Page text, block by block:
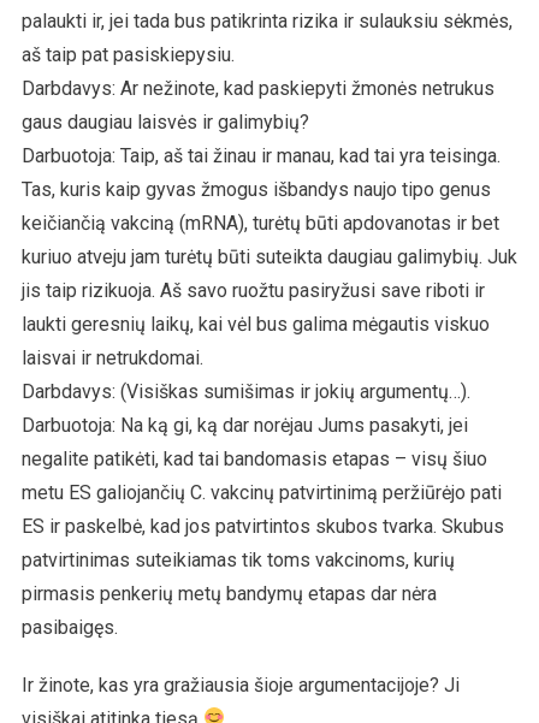
palaukti ir, jei tada bus patikrinta rizika ir sulauksiu sėkmės,
aš taip pat pasiskiepysiu.
Darbdavys: Ar nežinote, kad paskiepyti žmonės netrukus
gaus daugiau laisvės ir galimybių?
Darbuotoja: Taip, aš tai žinau ir manau, kad tai yra teisinga.
Tas, kuris kaip gyvas žmogus išbandys naujo tipo genus
keičiančią vakciną (mRNA), turėtų būti apdovanotas ir bet
kuriuo atveju jam turėtų būti suteikta daugiau galimybių. Juk
jis taip rizikuoja. Aš savo ruožtu pasiryžusi save riboti ir
laukti geresnių laikų, kai vėl bus galima mėgautis viskuo
laisvai ir netrukdomai.
Darbdavys: (Visiškas sumišimas ir jokių argumentų…).
Darbuotoja: Na ką gi, ką dar norėjau Jums pasakyti, jei
negalite patikėti, kad tai bandomasis etapas – visų šiuo
metu ES galiojančių C. vakcinų patvirtinimą peržiūrėjo pati
ES ir paskelbė, kad jos patvirtintos skubos tvarka. Skubus
patvirtinimas suteikiamas tik toms vakcinoms, kurių
pirmasis penkerių metų bandymų etapas dar nėra
pasibaigęs.
Ir žinote, kas yra gražiausia šioje argumentacijoje? Ji
visiškai atitinka tiesą